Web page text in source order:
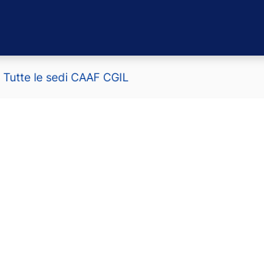
Tutte le sedi CAAF CGIL